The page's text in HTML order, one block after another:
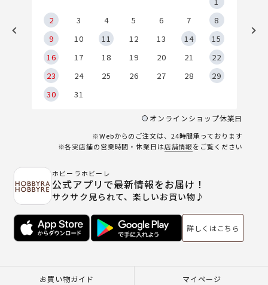
2
3 4 5 6 7
8
9
10 11 12 13 14
15
16
17 18 19 20 21
22
23
24 25 26 27 28
29
30
31
オンラインショップ休業日
※Webからのご注文は、24時間承っております
※各実店舗の営業時間・休業日は店舗情報をご覧ください
ホビーラホビーレ
公式アプリで最新情報をお届け！
サクサク見られて、楽しいお買い物♪
詳しくはこちら
お買い物ガイド マイページ